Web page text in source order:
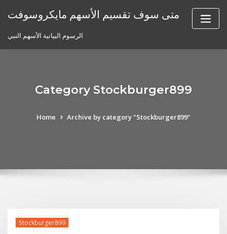
متى سوف تقسيم الأسهم مايكروسوفت
الرسوم البيانية الأسهم النبي
Category Stockburger899
Home Archive by category "Stockburger899"
Stockburger899